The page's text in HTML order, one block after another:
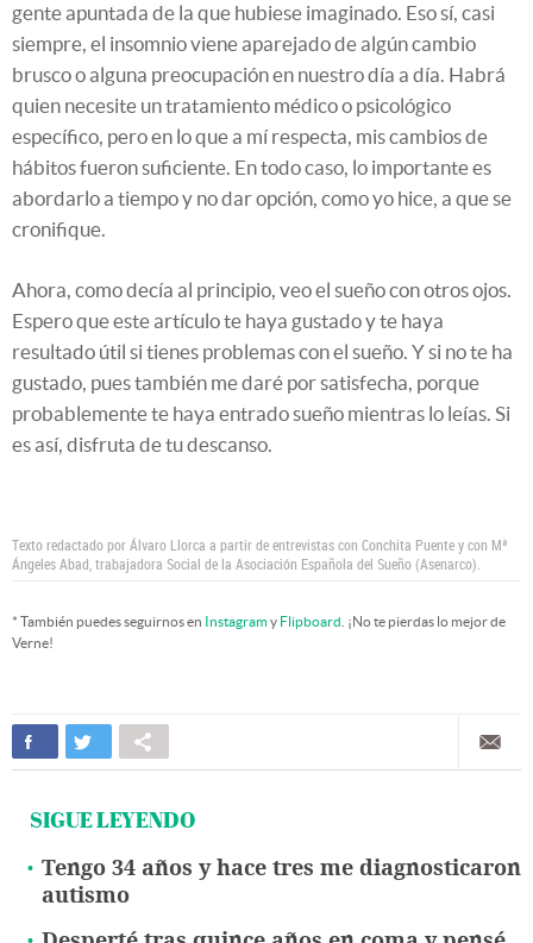
gente apuntada de la que hubiese imaginado. Eso sí, casi
siempre, el insomnio viene aparejado de algún cambio
brusco o alguna preocupación en nuestro día a día. Habrá
quien necesite un tratamiento médico o psicológico
específico, pero en lo que a mí respecta, mis cambios de
hábitos fueron suficiente. En todo caso, lo importante es
abordarlo a tiempo y no dar opción, como yo hice, a que se
cronifique.
Ahora, como decía al principio, veo el sueño con otros ojos.
Espero que este artículo te haya gustado y te haya
resultado útil si tienes problemas con el sueño. Y si no te ha
gustado, pues también me daré por satisfecha, porque
probablemente te haya entrado sueño mientras lo leías. Si
es así, disfruta de tu descanso.
Texto redactado por Álvaro Llorca a partir de entrevistas con Conchita Puente y con Mª
Ángeles Abad, trabajadora Social de la Asociación Española del Sueño (Asenarco).
* También puedes seguirnos en Instagramy Flipboard . ¡No te pierdas lo mejor de
Verne!
SIGUE LEYENDO
Tengo 34 años y hace tres me diagnosticaron
autismo